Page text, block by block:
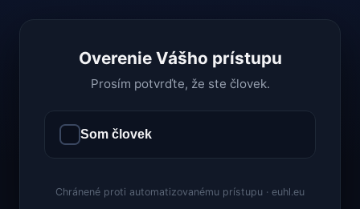
Overenie Vášho prístupu
Prosím potvrďte, že ste človek.
Som človek
Chránené proti automatizovanému prístupu · euhl.eu